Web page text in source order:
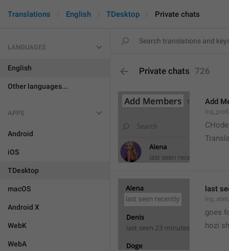
Translations English TDesktop Private chats
LANGUAGES
English
Other languages...
APPS
Android
iOS
TDesktop
macOS
Android X
WebK
WebA
Private chats 726
Add
last
goes
hozi